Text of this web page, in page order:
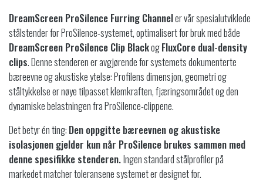
DreamScreen ProSilence Furring Channeler vår spesialutviklede
stålstender for ProSilence-systemet, optimalisert for bruk med både
DreamScreen ProSilence Clip BlackogFluxCore dual-density
clips. Denne stenderen er avgjørende for systemets dokumenterte
bæreevne og akustiske ytelse: Profilens dimensjon, geometri og
ståltykkelse er nøye tilpasset klemkraften, fjæringsområdet og den
dynamiske belastningen fra ProSilence-clippene.
Det betyr én ting: Den oppgitte bæreevnen og akustiske
isolasjonen gjelder kun når ProSilence brukes sammen med
denne spesifikke stenderen.Ingen standard stålprofiler på
markedet matcher toleransene systemet er designet for.